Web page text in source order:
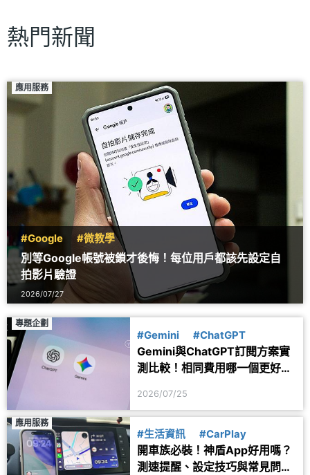
熱門新聞
應用服務
#Google #微教學
別等Google帳號被鎖才後悔！每位用戶都該先設定自
拍影片驗證
2026/07/27
專題企劃
#Gemini #ChatGPT
Gemini與ChatGPT訂閱方案實
測比較！相同費用哪一個更好
2026/07/25
應用服務
#生活資訊 #CarPlay
開車族必裝！神盾App好用嗎？
測速提醒、設定技巧與常見問題